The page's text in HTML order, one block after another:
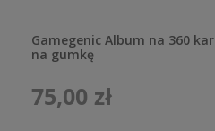
Gamegenic Album na 360
na gumkę
75,00 zł